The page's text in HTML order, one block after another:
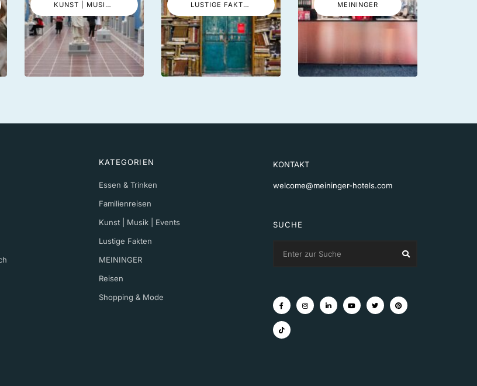
KUNST | MUSIK | EVENTS LUSTIGE FAKTEN MEININGER
KATEGORIEN
Essen & Trinken
Familienreisen
Kunst | Musik | Events
Lustige Fakten
MEININGER
Reisen
Shopping & Mode
KONTAKT
welcome@meininger-hotels.com
SUCHE
for: